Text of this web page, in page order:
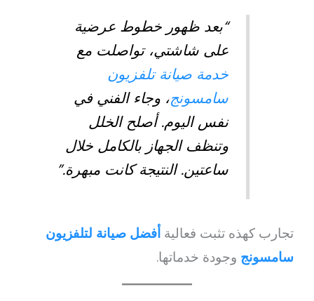
“بعد ظهور خطوط عرضية
على شاشتي، تواصلت مع
خدمة صيانة تلفزيون
سامسونج، وجاء الفني في
نفس اليوم. أصلح الخلل
وتنظف الجهاز بالكامل خلال
ساعتين. النتيجة كانت مبهرة.”
تجارب كهذه تثبت فعاليةأفضل صيانة لتلفزيون
سامسونج وجودة خدماتها.